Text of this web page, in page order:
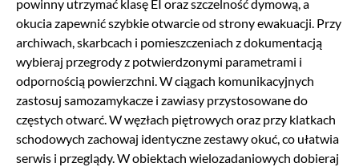
powinny utrzymać klasę EI oraz szczelność dymową, a
okucia zapewnić szybkie otwarcie od strony ewakuacji. Przy
archiwach, skarbcach i pomieszczeniach z dokumentacją
wybieraj przegrody z potwierdzonymi parametrami i
odpornością powierzchni. W ciągach komunikacyjnych
zastosuj samozamykacze i zawiasy przystosowane do
częstych otwarć. W węzłach piętrowych oraz przy klatkach
schodowych zachowaj identyczne zestawy okuć, co ułatwia
serwis i przeglądy. W obiektach wielozadaniowych dobieraj